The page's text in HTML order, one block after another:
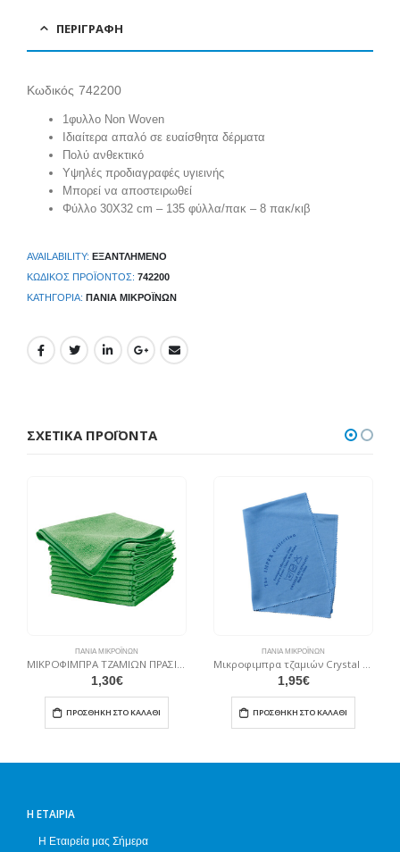
ΠΕΡΙΓΡΑΦΉ
Κωδικός 742200
1φυλλο Non Woven
Ιδιαίτερα απαλό σε ευαίσθητα δέρματα
Πολύ ανθεκτικό
Υψηλές προδιαγραφές υγιεινής
Μπορεί να αποστειρωθεί
Φύλλο 30Χ32 cm – 135 φύλλα/πακ – 8 πακ/κιβ
AVAILABILITY: ΕΞΑΝΤΛΗΜΈΝΟ
ΚΩΔΙΚΌΣ ΠΡΟΪΌΝΤΟΣ: 742200
ΚΑΤΗΓΟΡΊΑ: ΠΑΝΙΆ ΜΙΚΡΟΪΝΏΝ
ΣΧΕΤΙΚΆ ΠΡΟΪΌΝΤΑ
ΠΑΝΙΆ ΜΙΚΡΟΪΝΏΝ
1,30€
ΠΡΟΣΘΉΚΗ ΣΤΟ ΚΑΛΆΘΙ
ΠΑΝΙΆ ΜΙΚΡΟΪΝΏΝ
1,95€
ΠΡΟΣΘΉΚΗ ΣΤΟ ΚΑΛΆΘΙ
Η ΕΤΑΙΡΊΑ
Η Εταιρεία μας Σήμερα